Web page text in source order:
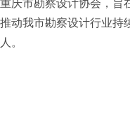
重庆市勘察设计协会，旨
推动我市勘察设计行业持
人。